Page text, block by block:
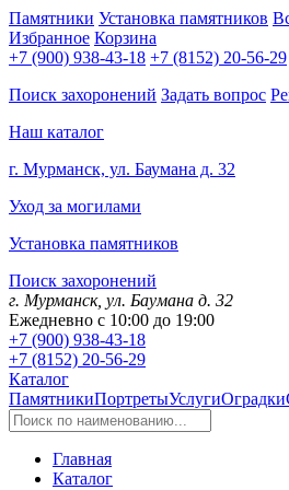
Памятники Установка памятников
Избранное Корзина
+7 (900) 938-43-18 +7 (8152) 20-56-29
Поиск захоронений Задать вопрос
Наш каталог
г. Мурманск, ул. Баумана д. 32
Уход за могилами
Установка памятников
Поиск захоронений
г. Мурманск, ул. Баумана д. 32
Ежедневно с 10:00 до 19:00
+7 (900) 938-43-18
+7 (8152) 20-56-29
Каталог
ПамятникиПортретыУслугиОградки
Главная
Каталог